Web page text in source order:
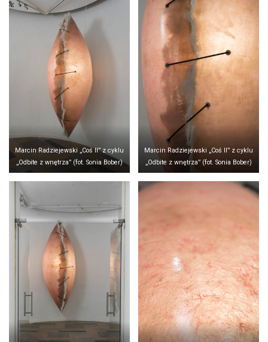
Marcin Radziejewski „Coś II” z cyklu
„Odbite z wnętrza” (fot. Sonia Bober)
Marcin Radziejewski „Coś II” z cyklu
„Odbite z wnętrza” (fot. Sonia Bober)